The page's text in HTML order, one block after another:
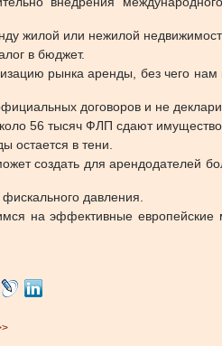
жилой или нежилой
в бюджет.
рынка аренды, без чего
договоров и не
56 тысяч ФЛП сдают
остается в тени.
создать для арендодателей
давления.
на эффективные